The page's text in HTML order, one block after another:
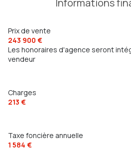
Informations
Prix de vente
243 900 €
Les honoraires d'agence seront
vendeur
Charges
213 €
Taxe foncière annuelle
1 584 €